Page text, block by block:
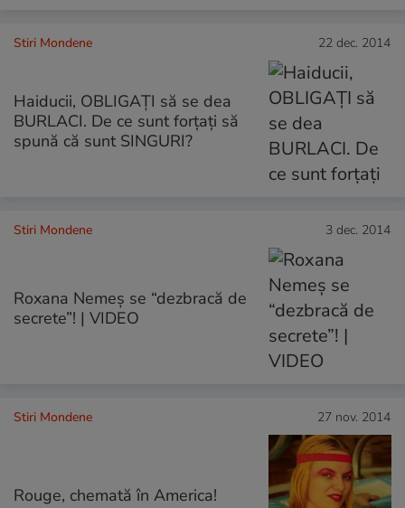
Stiri Mondene 22 dec. 2014
Haiducii, OBLIGAŢI să se dea
BURLACI. De ce sunt forţaţi să
spună că sunt SINGURI?
Stiri Mondene 3 dec. 2014
Roxana Nemeș se “dezbracă de
secrete”! | VIDEO
Stiri Mondene 27 nov. 2014
Rouge, chemată în America!